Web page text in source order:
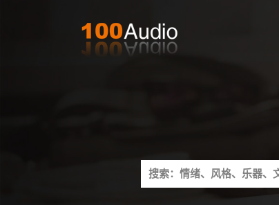
Search
for: